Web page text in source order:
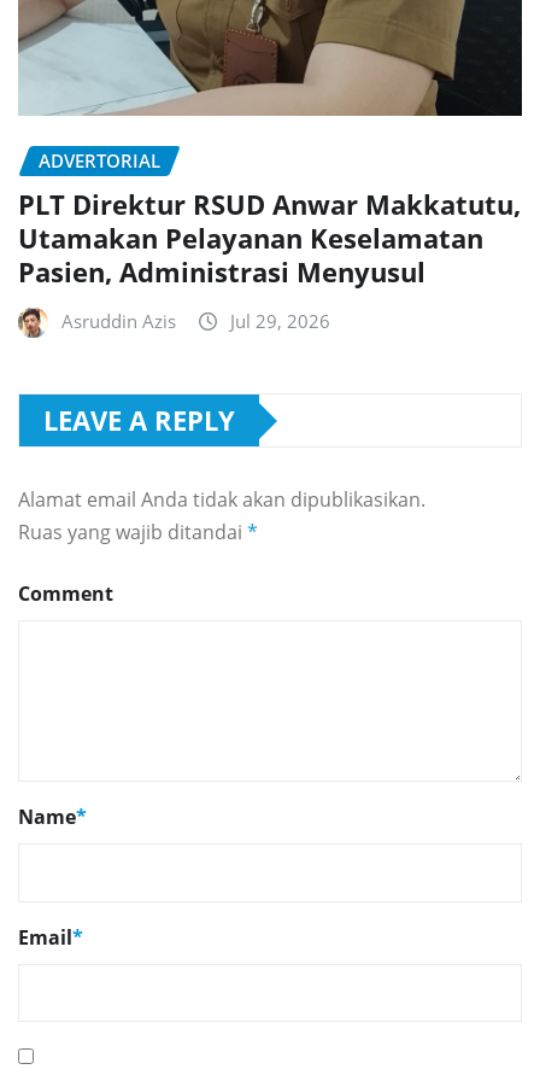
ADVERTORIAL
PLT Direktur RSUD Anwar Makkatutu,
Utamakan Pelayanan Keselamatan
Pasien, Administrasi Menyusul
Asruddin Azis Jul 29, 2026
LEAVE A REPLY
Alamat email Anda tidak akan dipublikasikan.
Ruas yang wajib ditandai *
Comment
Name*
Email*